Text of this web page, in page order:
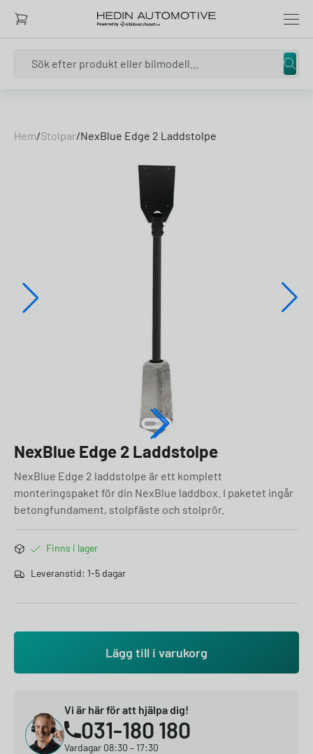
Hem/Stolpar/NexBlue Edge 2 Laddstolpe
NexBlue Edge 2 Laddstolpe
NexBlue Edge 2 laddstolpe är ett komplett
monteringspaket för din NexBlue laddbox. I paketet ingår
betongfundament, stolpfäste och stolprör.
Finns i lager
Leveranstid: 1-5 dagar
Lägg till i varukorg
Vi är här för att hjälpa dig!
031-180 180
Vardagar 08:30 – 17:30